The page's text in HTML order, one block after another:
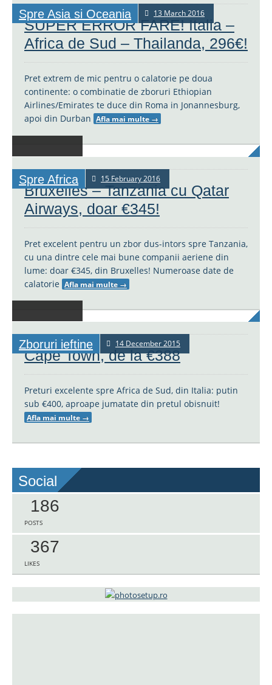
Spre Asia si Oceania 13 March 2016
SUPER ERROR FARE! Italia –
Africa de Sud – Thailanda, 296€!
Pret extrem de mic pentru o calatorie pe doua
continente: o combinatie de zboruri Ethiopian
Airlines/Emirates te duce din Roma in Jonannesburg,
apoi din Durban Afla mai multe →
Spre Africa 15 February 2016
Bruxelles – Tanzania cu Qatar
Airways, doar €345!
Pret excelent pentru un zbor dus-intors spre Tanzania,
cu una dintre cele mai bune companii aeriene din
lume: doar €345, din Bruxelles! Numeroase date de
calatorie Afla mai multe →
Zboruri ieftine 14 December 2015
Cape Town, de la €388
Preturi excelente spre Africa de Sud, din Italia: putin
sub €400, aproape jumatate din pretul obisnuit!
Afla mai multe →
Social
186
POSTS
367
LIKES